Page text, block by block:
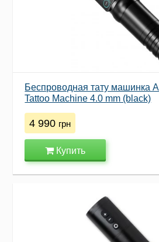
Беспроводная тату машинка
Tattoo Machine 4.0 mm (black)
4 990 грн
Купить